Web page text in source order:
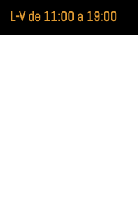
L-V de 11:00 a 19:00